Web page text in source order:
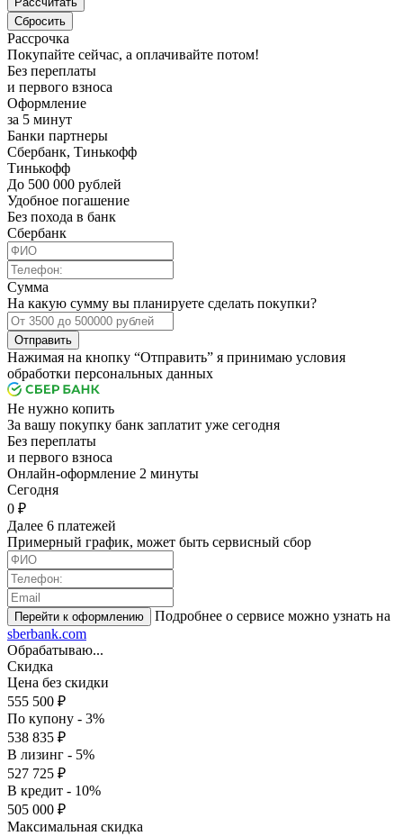
Рассрочка
Покупайте сейчас, а оплачивайте потом!
Без переплаты
и первого взноса
Оформление
за 5 минут
Банки партнеры
Сбербанк, Тинькофф
Тинькофф
До 500 000 рублей
Удобное погашение
Без похода в банк
Сбербанк
Сумма
На какую сумму вы планируете сделать покупки?
Отправить
Нажимая на кнопку “Отправить” я принимаю условия
обработки персональных данных
Не нужно копить
За вашу покупку банк заплатит уже сегодня
Без переплаты
и первого взноса
Онлайн-оформление 2 минуты
Cегодня
0 ₽
Далее 6 платежей
Примерный график, может быть сервисный сбор
Подробнее о сервисе можно узнать на
sberbank.com
Обрабатываю...
Скидка
Цена без скидки
555 500 ₽
По купону - 3%
538 835 ₽
В лизинг - 5%
527 725 ₽
В кредит - 10%
505 000 ₽
Максимальная скидка